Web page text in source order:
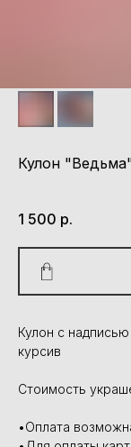
Кулон
1 500 р.
Кулон с
курсив
Стоимость
•Оплата